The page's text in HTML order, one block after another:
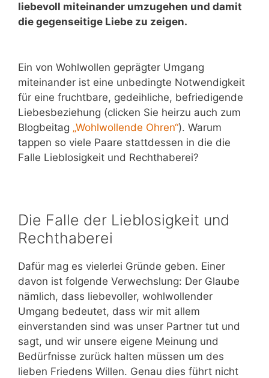
liebevoll miteinander umzugehen und damit
die gegenseitige Liebe zu zeigen.
Ein von Wohlwollen geprägter Umgang
miteinander ist eine unbedingte Notwendigkeit
für eine fruchtbare, gedeihliche, befriedigende
Liebesbeziehung (clicken Sie heirzu auch zum
Blogbeitag „Wohlwollende Ohren“). Warum
tappen so viele Paare stattdessen in die die
Falle Lieblosigkeit und Rechthaberei?
Die Falle der Lieblosigkeit und
Rechthaberei
Dafür mag es vielerlei Gründe geben. Einer
davon ist folgende Verwechslung: Der Glaube
nämlich, dass liebevoller, wohlwollender
Umgang bedeutet, dass wir mit allem
einverstanden sind was unser Partner tut und
sagt, und wir unsere eigene Meinung und
Bedürfnisse zurück halten müssen um des
lieben Friedens Willen. Genau dies führt nicht